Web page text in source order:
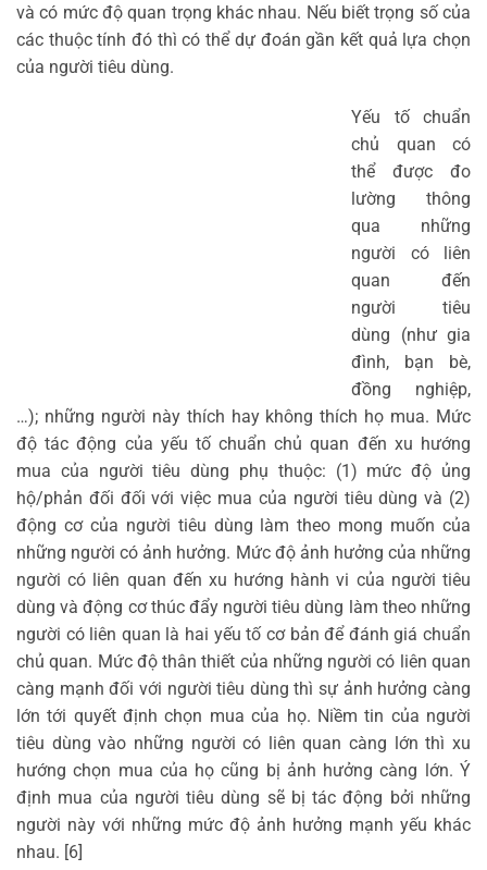
và có mức độ quan trọng khác nhau. Nếu biết trọng số của
các thuộc tính đó thì có thể dự đoán gần kết quả lựa chọn
của người tiêu dùng.
Yếu tố chuẩn
chủ quan có
thể được đo
lường thông
qua những
người có liên
quan đến
người tiêu
dùng (như gia
đình, bạn bè,
đồng nghiệp,
…); những người này thích hay không thích họ mua. Mức
độ tác động của yếu tố chuẩn chủ quan đến xu hướng
mua của người tiêu dùng phụ thuộc: (1) mức độ ủng
hộ/phản đối đối với việc mua của người tiêu dùng và (2)
động cơ của người tiêu dùng làm theo mong muốn của
những người có ảnh hưởng. Mức độ ảnh hưởng của những
người có liên quan đến xu hướng hành vi của người tiêu
dùng và động cơ thúc đẩy người tiêu dùng làm theo những
người có liên quan là hai yếu tố cơ bản để đánh giá chuẩn
chủ quan. Mức độ thân thiết của những người có liên quan
càng mạnh đối với người tiêu dùng thì sự ảnh hưởng càng
lớn tới quyết định chọn mua của họ. Niềm tin của người
tiêu dùng vào những người có liên quan càng lớn thì xu
hướng chọn mua của họ cũng bị ảnh hưởng càng lớn. Ý
định mua của người tiêu dùng sẽ bị tác động bởi những
người này với những mức độ ảnh hưởng mạnh yếu khác
nhau. [6]